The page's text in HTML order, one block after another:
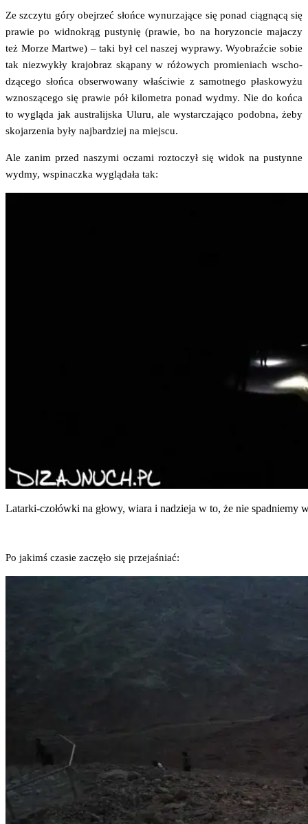
Ze szczy­tu góry obej­rzeć słoń­ce wynu­rza­ją­ce się ponad cią­gną­cą się
pra­wie po wid­no­krąg pusty­nię (pra­wie, bo na hory­zon­cie maja­czy
też Morze Mar­twe) – taki był cel naszej wypra­wy. Wyobraź­cie sobie
tak nie­zwy­kły kra­jo­braz ską­pa­ny w różo­wych pro­mie­niach wscho­
dzą­ce­go słoń­ca obser­wo­wa­ny wła­ści­wie z samot­ne­go pła­sko­wy­żu
wzno­szą­ce­go się pra­wie pół kilo­me­tra ponad wydmy. Nie do koń­ca
to wyglą­da jak austra­lij­ska Ulu­ru, ale wystar­cza­ją­co podob­na, żeby
sko­ja­rze­nia były naj­bar­dziej na miejscu.
Ale zanim przed naszy­mi ocza­mi roz­to­czył się widok na pustyn­ne
wydmy, wspi­nacz­ka wyglą­da­ła tak:
Latar­ki-czo­łów­ki na gło­wy, wia­ra i nadzie­ja w to, że nie spad­nie­my
Po jakimś cza­sie zaczę­ło się przejaśniać: